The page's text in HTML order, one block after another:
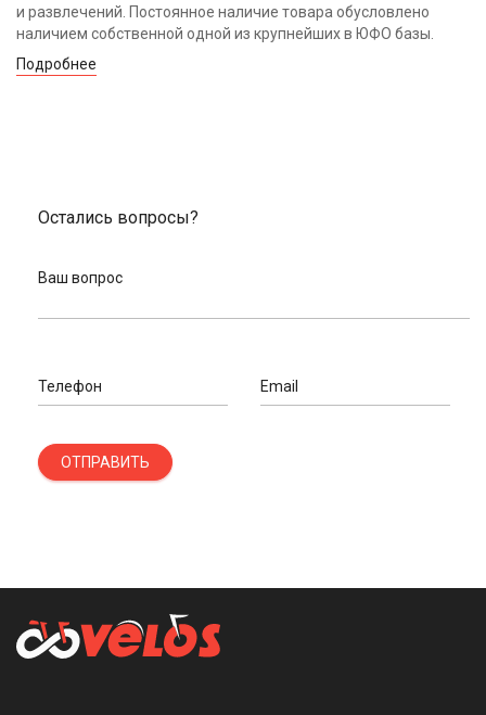
и развлечений. Постоянное наличие товара обусловлено
наличием собственной одной из крупнейших в ЮФО базы.
Подробнее
Остались вопросы?
Ваш вопрос
Телефон Email
ОТПРАВИТЬ